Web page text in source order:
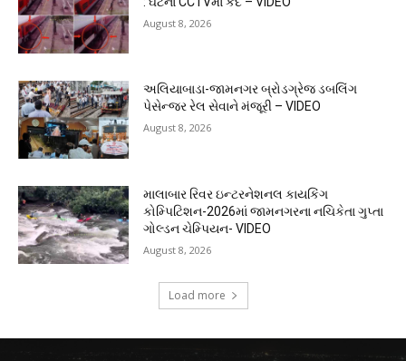
August 8, 2026
અલિયાબાડા-જામનગર બ્રોડગ્રેજ ડબલિંગ
પેસેન્જર રેલ સેવાને મંજૂરી – VIDEO
August 8, 2026
માલાબાર રિવર ઇન્ટરનેશનલ કાયકિંગ
કોમ્પિટિશન-2026માં જામનગરના નચિકેતા ગુપ્તા
ગોલ્ડન ચેમ્પિયન- VIDEO
August 8, 2026
Load more